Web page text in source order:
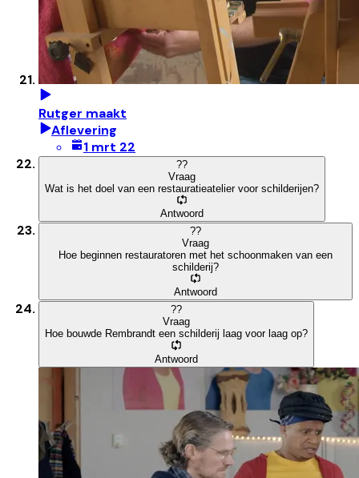
Rutger maakt
Aflevering
1 mrt 22
??
Vraag
Wat is het doel van een restauratieatelier voor schilderijen?
Antwoord
??
Vraag
Hoe beginnen restauratoren met het schoonmaken van een
schilderij?
Antwoord
??
Vraag
Hoe bouwde Rembrandt een schilderij laag voor laag op?
Antwoord